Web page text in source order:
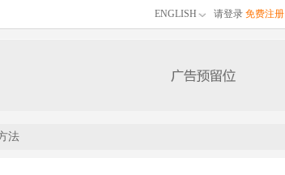
ENGLISH 请登录 免费注册
法